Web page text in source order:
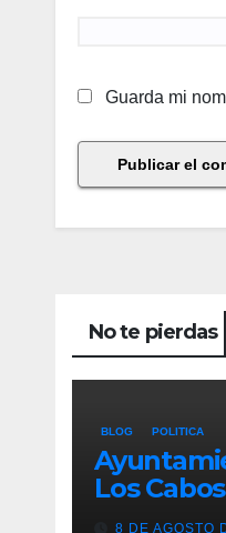
Guarda mi
No te pierdas
BLOG POLITICA
Los
8 DE AGOSTO